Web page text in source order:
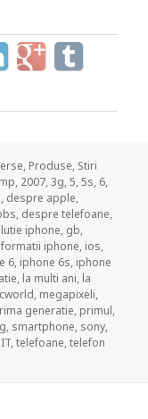
, Produse, Stiri
, 2007,3g,5,5s, 6,
, despre apple,
, despre telefoane,
iphone, gb,
iphone, ios,
6, iphone 6s, iphone
, la multi ani, la
, megapixeli,
generatie, primul,
, smartphone, sony,
,telefoane,telefon
Iphone!